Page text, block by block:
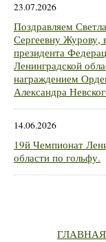
23.07.2026
Поздравляем
Сергеевну Журову,
президента
Ленинградской
награждением
Александра
14.06.2026
19й Чемпионат
области по гольфу.
ГЛАВНАЯ